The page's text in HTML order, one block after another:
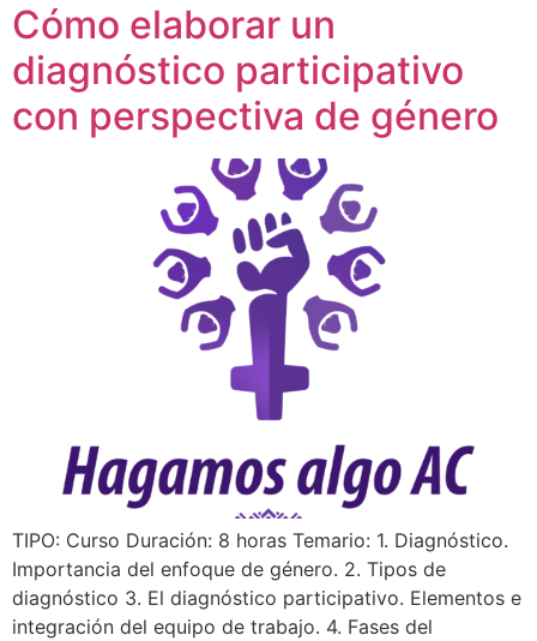
Cómo elaborar un
diagnóstico participativo
con perspectiva de género
TIPO: Curso Duración: 8 horas Temario: 1. Diagnóstico.
Importancia del enfoque de género. 2. Tipos de
diagnóstico 3. El diagnóstico participativo. Elementos e
integración del equipo de trabajo. 4. Fases del